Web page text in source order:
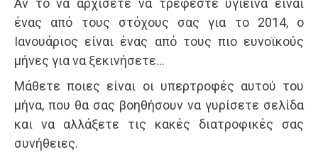
Αν το να αρχίσετε να τρέφεστε υγιεινά είναι
ένας από τους στόχους σας για το 2014, ο
Ιανουάριος είναι ένας από τους πιο ευνοϊκούς
μήνες για να ξεκινήσετε…
Μάθετε ποιες είναι οι υπερτροφές αυτού του
μήνα, που θα σας βοηθήσουν να γυρίσετε σελίδα
και να αλλάξετε τις κακές διατροφικές σας
συνήθειες.